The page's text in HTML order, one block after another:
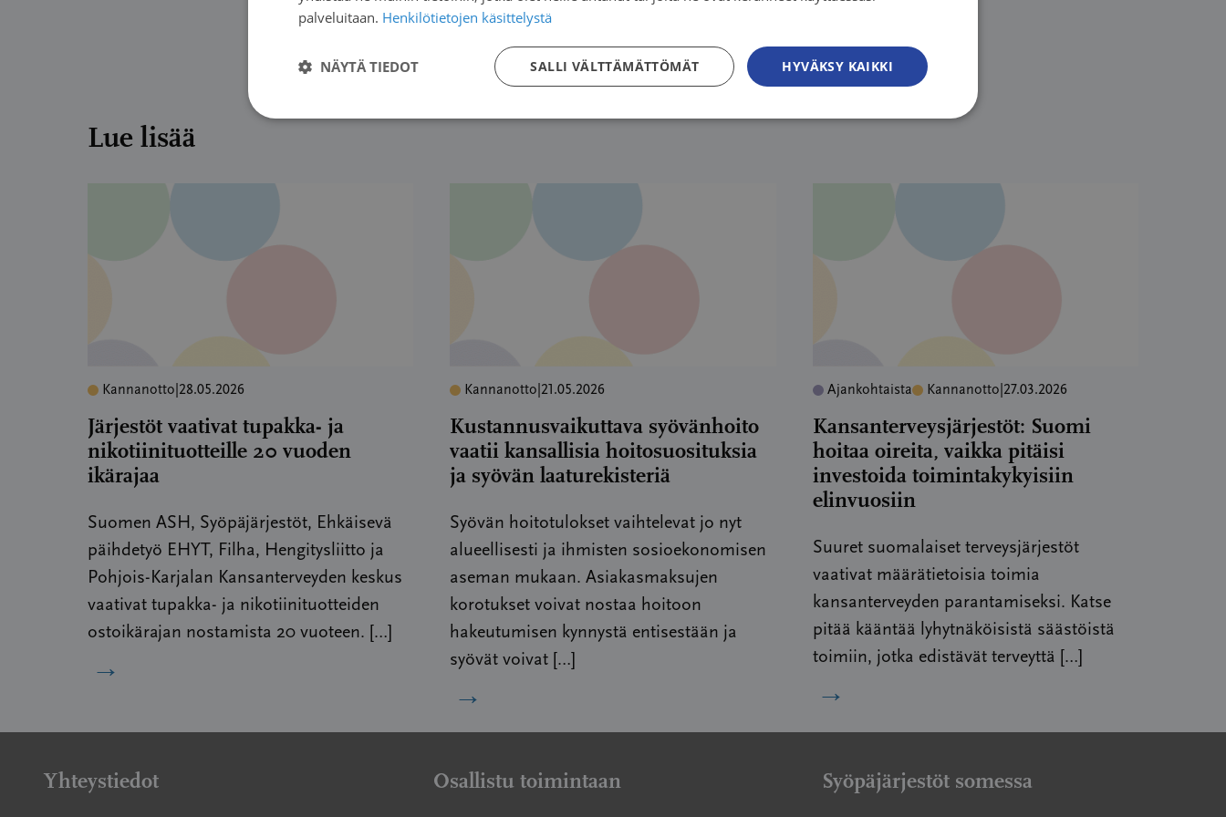
asetukseen.
Lue lisää
Kannanotto 28.05.2026
Järjestöt vaativat tupakka- ja
nikotiinituotteille 20 vuoden
ikärajaa
Suomen ASH, Syöpäjärjestöt, Ehkäisevä
päihdetyö EHYT, Filha, Hengitysliitto ja
Pohjois-Karjalan Kansanterveyden keskus
vaativat tupakka- ja nikotiinituotteiden
ostoikärajan nostamista 20 vuoteen. […]
→
Kannanotto 21.05.2026
Kustannusvaikuttava syövänhoito
vaatii kansallisia hoitosuosituksia
ja syövän laaturekisteriä
Syövän hoitotulokset vaihtelevat jo nyt
alueellisesti ja ihmisten sosioekonomisen
aseman mukaan. Asiakasmaksujen
korotukset voivat nostaa hoitoon
hakeutumisen kynnystä entisestään ja
syövät voivat […]
→
Ajankohtaista Kannanotto 27.03.2026
Kansanterveysjärjestöt: Suomi
hoitaa oireita, vaikka pitäisi
investoida toimintakykyisiin
elinvuosiin
Suuret suomalaiset terveysjärjestöt
vaativat määrätietoisia toimia
kansanterveyden parantamiseksi. Katse
pitää kääntää lyhytnäköisistä säästöistä
toimiin, jotka edistävät terveyttä […]
→
Yhteystiedot Osallistu toimintaan Syöpäjärjestöt somessa
palveluitaan. Henkilötietojen käsittelystä
HYVÄKSY KAIKKI
SALLI VÄLTTÄMÄTTÖMÄT
NÄYTÄ TIEDOT